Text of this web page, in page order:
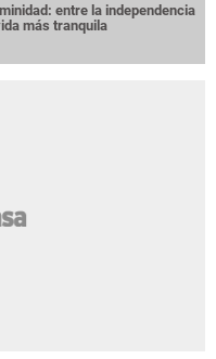
entre la independencia
más tranquila